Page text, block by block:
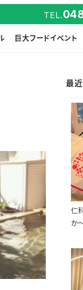
TEL.
巨大フードイベント
最
仁
か